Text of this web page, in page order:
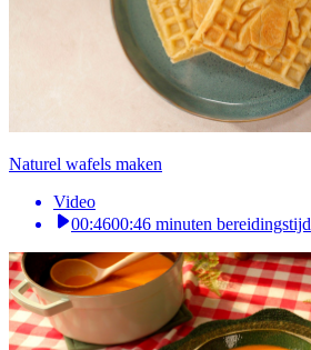
Naturel wafels maken
Video
00:4600:46 minuten bereidingstijd